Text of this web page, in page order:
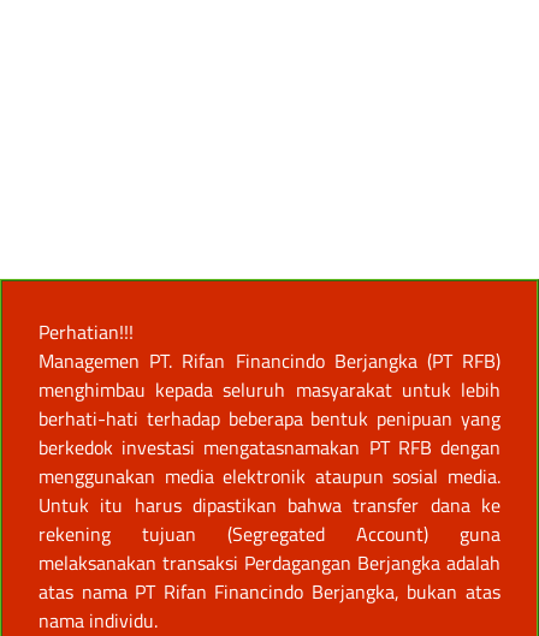
Perhatian!!!
Managemen PT. Rifan Financindo Berjangka (PT RFB)
menghimbau kepada seluruh masyarakat untuk lebih
berhati-hati terhadap beberapa bentuk penipuan yang
berkedok investasi mengatasnamakan PT RFB dengan
menggunakan media elektronik ataupun sosial media.
Untuk itu harus dipastikan bahwa transfer dana ke
rekening tujuan (Segregated Account) guna
melaksanakan transaksi Perdagangan Berjangka adalah
atas nama PT Rifan Financindo Berjangka, bukan atas
nama individu.